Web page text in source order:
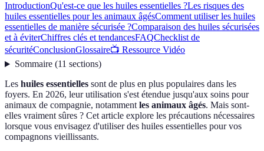
IntroductionQu'est-ce que les huiles essentielles ?Les risques des
huiles essentielles pour les animaux âgésComment utiliser les huiles
essentielles de manière sécurisée ?Comparaison des huiles sécurisées
et à éviterChiffres clés et tendancesFAQChecklist de
sécuritéConclusionGlossaire📺 Ressource Vidéo
Sommaire(11 sections)
Les huiles essentielles sont de plus en plus populaires dans les
foyers. En 2026, leur utilisation s'est étendue jusqu'aux soins pour
animaux de compagnie, notammentles animaux âgés. Mais sont-
elles vraiment sûres ? Cet article explore les précautions nécessaires
lorsque vous envisagez d'utiliser des huiles essentielles pour vos
compagnons vieillissants.